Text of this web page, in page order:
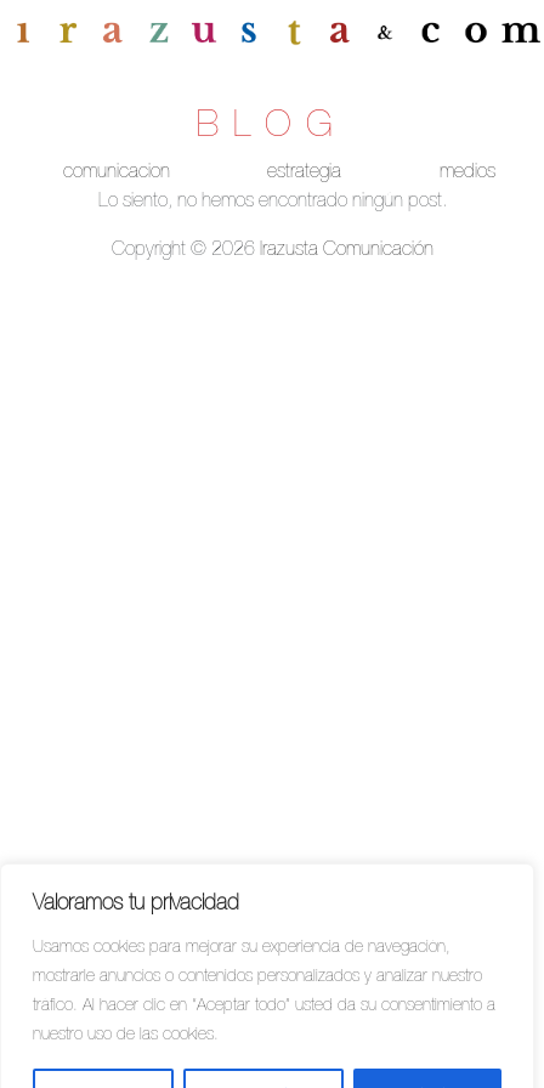
Valoramos tu privacidad
Usamos cookies para mejorar su experiencia de navegación,
mostrarle anuncios o contenidos personalizados y analizar nuestro
tráfico. Al hacer clic en “Aceptar todo” usted da su consentimiento a
nuestro uso de las cookies.
BLOG
comunicacion estrategia
medios
Lo siento, no hemos encontrado ningún post.
Copyright © 2026 Irazusta Comunicación